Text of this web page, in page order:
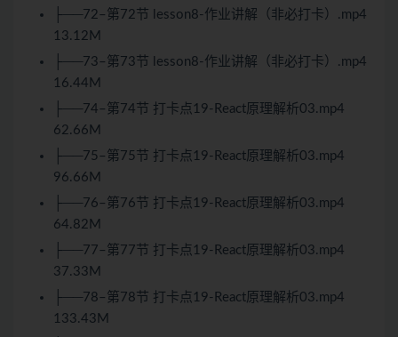
├──72–第72节 lesson8-作业讲解（非必打卡）.mp4
13.12M
├──73–第73节 lesson8-作业讲解（非必打卡）.mp4
16.44M
├──74–第74节 打卡点19-React原理解析03.mp4
62.66M
├──75–第75节 打卡点19-React原理解析03.mp4
96.66M
├──76–第76节 打卡点19-React原理解析03.mp4
64.82M
├──77–第77节 打卡点19-React原理解析03.mp4
37.33M
├──78–第78节 打卡点19-React原理解析03.mp4
133.43M